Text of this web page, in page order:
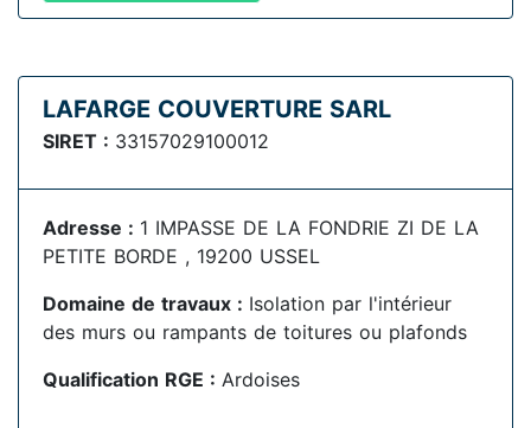
LAFARGE COUVERTURE SARL
SIRET : 33157029100012
Adresse : 1 IMPASSE DE LA FONDRIE ZI DE LA
PETITE BORDE , 19200 USSEL
Domaine de travaux : Isolation par l'intérieur
des murs ou rampants de toitures ou plafonds
Qualification RGE : Ardoises